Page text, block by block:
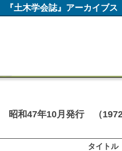
『土木学会誌』アーカイブス
和47年10月発行 （
タイトル